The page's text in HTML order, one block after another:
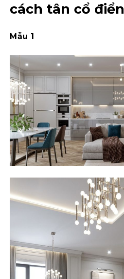
cách tân cổ điển
Mẫu 1